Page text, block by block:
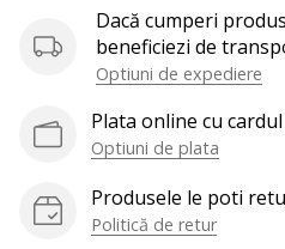
al
brandului
de
volei
un
Dacă cumperi
beneficiezi de
Optiuni de expediere
Plata online cu
Optiuni de plata
Produsele le poti
Politică de retur